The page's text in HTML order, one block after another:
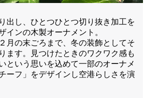
出し、ひとつひとつ切り抜き加工を
インの木製オーナメント。
月の末ごろまで、冬の装飾としてそ
ます。見つけたときのワクワク感も
という思いを込めて一部のオーナメ
ーフ」をデザインし空港らしさを演